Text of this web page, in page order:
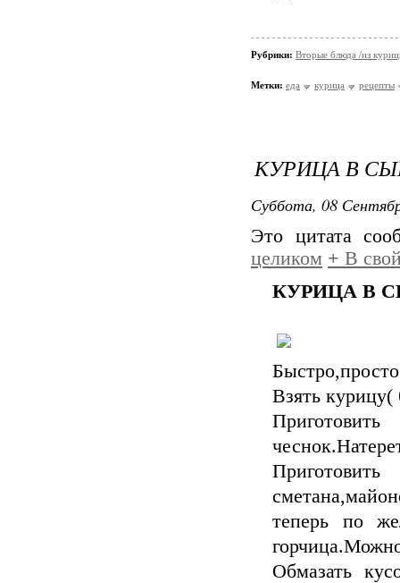
Рубрики: Вторые блюда /из
Метки: еда курица рецепты
КУРИЦА В
Суббота, 08
Это цитата
целиком + В
КУРИЦА В
Взять курицу(
теперь по
Обмазать